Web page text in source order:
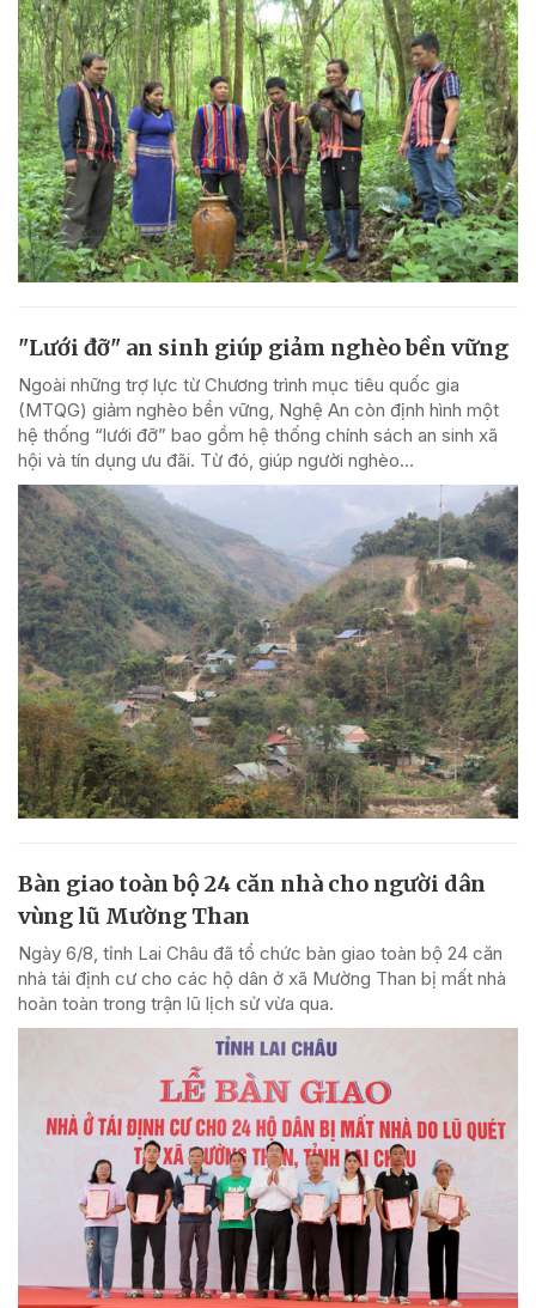
"Lưới đỡ" an sinh giúp giảm nghèo bền vững
Ngoài những trợ lực từ Chương trình mục tiêu quốc gia
(MTQG) giảm nghèo bền vững, Nghệ An còn định hình một
hệ thống “lưới đỡ” bao gồm hệ thống chính sách an sinh xã
hội và tín dụng ưu đãi. Từ đó, giúp người nghèo...
Bàn giao toàn bộ 24 căn nhà cho người dân
vùng lũ Mường Than
Ngày 6/8, tỉnh Lai Châu đã tổ chức bàn giao toàn bộ 24 căn
nhà tái định cư cho các hộ dân ở xã Mường Than bị mất nhà
hoàn toàn trong trận lũ lịch sử vừa qua.